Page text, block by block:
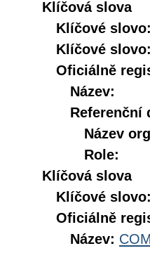
Klíčová slova
Klíčové slovo:
Klíčové slovo:
Oficiálně
Název:
Referenční
Název
Role:
Klíčová slova
Klíčové slovo:
Oficiálně
Název: